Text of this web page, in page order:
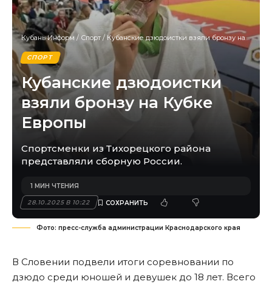
Кубань Информ / Спорт / Кубанские дзюдоистки взяли бронзу на Кубке Европы
СПОРТ
Кубанские дзюдоистки
взяли бронзу на Кубке
Европы
Спортсменки из Тихорецкого района
представляли сборную России.
28.10.2025 В 10:22
1 МИН ЧТЕНИЯ
Фото: пресс-служба администрации Краснодарского края
В Словении подвели итоги соревновании по
дзюдо среди юношей и девушек до 18 лет. Всего